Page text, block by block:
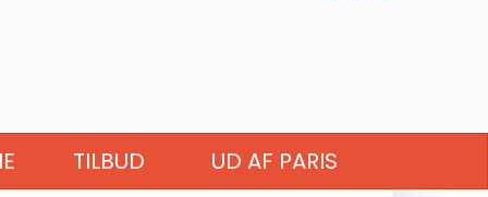
TILBUD UD AF PARIS